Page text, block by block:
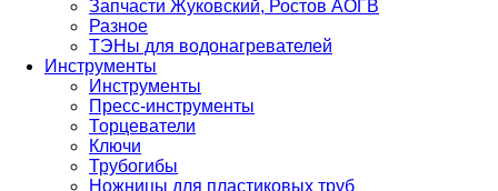
Запчасти Жуковский, Ростов АОГВ
Разное
ТЭНы для водонагревателей
Инструменты
Инструменты
Пресс-инструменты
Торцеватели
Ключи
Трубогибы
Ножницы для пластиковых труб